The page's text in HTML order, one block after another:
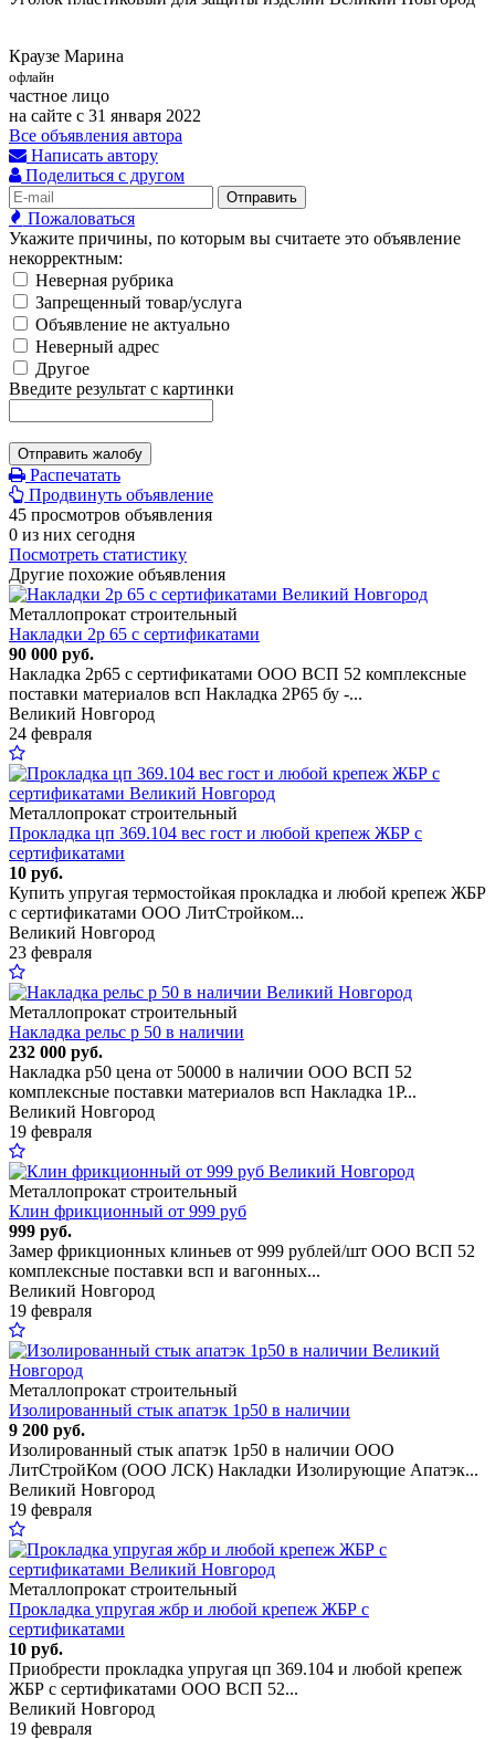
Краузе Марина
офлайн
частное лицо
на сайте с 31 января 2022
Все объявления автора
Написать автору
Поделиться с другом
Отправить
Пожаловаться
Укажите причины, по которым вы считаете это объявление
некорректным:
Неверная рубрика
Запрещенный товар/услуга
Объявление не актуально
Неверный адрес
Другое
Введите результат с картинки
Отправить жалобу
Распечатать
Продвинуть объявление
45 просмотров объявления
0 из них сегодня
Посмотреть статистику
Другие похожие объявления
Металлопрокат строительный
Накладки 2р 65 с сертификатами
90 000 руб.
Накладка 2р65 с сертификатами ООО ВСП 52 комплексные
поставки материалов всп Накладка 2Р65 бу -...
Великий Новгород
24 февраля
Металлопрокат строительный
Прокладка цп 369.104 вес гост и любой крепеж ЖБР с
сертификатами
10 руб.
Купить упругая термостойкая прокладка и любой крепеж ЖБР
с сертификатами ООО ЛитСтройком...
Великий Новгород
23 февраля
Металлопрокат строительный
Накладка рельс р 50 в наличии
232 000 руб.
Накладка р50 цена от 50000 в наличии ООО ВСП 52
комплексные поставки материалов всп Накладка 1Р...
Великий Новгород
19 февраля
Металлопрокат строительный
Клин фрикционный от 999 руб
999 руб.
Замер фрикционных клиньев от 999 рублей/шт ООО ВСП 52
комплексные поставки всп и вагонных...
Великий Новгород
19 февраля
Металлопрокат строительный
Изолированный стык апатэк 1р50 в наличии
9 200 руб.
Изолированный стык апатэк 1р50 в наличии ООО
ЛитСтройКом (ООО ЛСК) Накладки Изолирующие Апатэк...
Великий Новгород
19 февраля
Металлопрокат строительный
Прокладка упругая жбр и любой крепеж ЖБР с
сертификатами
10 руб.
Приобрести прокладка упругая цп 369.104 и любой крепеж
ЖБР с сертификатами ООО ВСП 52...
Великий Новгород
19 февраля